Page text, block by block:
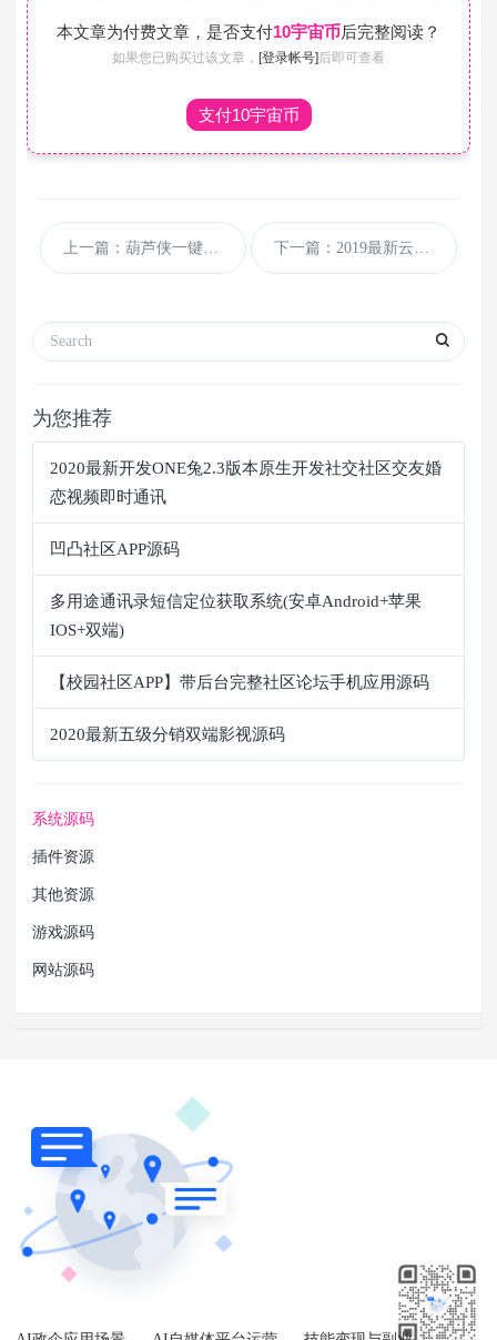
本文章为付费文章，是否支付10宇宙币后完整阅读？
如果您已购买过该文章， [登录帐号]后即可查看
支付10宇宙币
上一篇：葫芦侠一键签到网页版工具源码 下一篇：2019最新云豹直播系统直播盒子源码
为您推荐
2020最新开发ONE兔2.3版本原生开发社交社区交友婚
恋视频即时通讯
凹凸社区APP源码
多用途通讯录短信定位获取系统(安卓Android+苹果
IOS+双端)
【校园社区APP】带后台完整社区论坛手机应用源码
2020最新五级分销双端影视源码
系统源码
插件资源
其他资源
游戏源码
网站源码